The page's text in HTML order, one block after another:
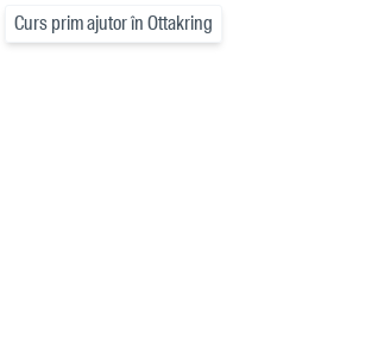
Curs prim ajutor în Ottakring